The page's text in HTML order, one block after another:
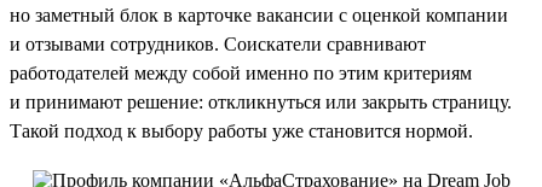
но заметный блок в карточке вакансии с оценкой компании
и отзывами сотрудников. Соискатели сравнивают
работодателей между собой именно по этим критериям
и принимают решение: откликнуться или закрыть страницу.
Такой подход к выбору работы уже становится нормой.